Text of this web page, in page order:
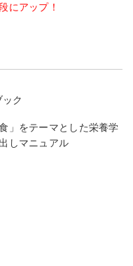
にアップ！
ク
」をテーマとした栄養学
しマニュアル